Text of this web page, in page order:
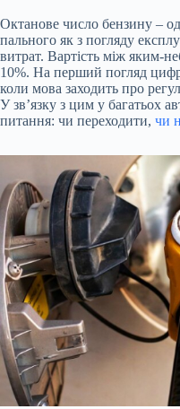
Октанове число бензину –
пального як з погляду
витрат. Вартість між яким-
10%. На перший погляд
коли мова заходить про
У зв’язку з цим у багатьох
питання: чи переходити, чи